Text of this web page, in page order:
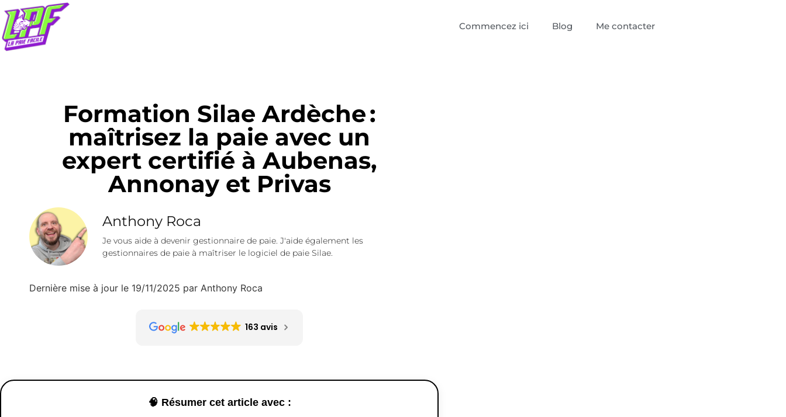
Commencez ici Blog Me contacter
Formation Silae Ardèche :
maîtrisez la paie avec un
expert certifié à Aubenas,
Annonay et Privas
Anthony Roca
Je vous aide à devenir gestionnaire de paie. J'aide également les
gestionnaires de paie à maîtriser le logiciel de paie Silae.
Dernière mise à jour le 19/11/2025 par Anthony Roca
163 avis
🧠 Résumer cet article avec :